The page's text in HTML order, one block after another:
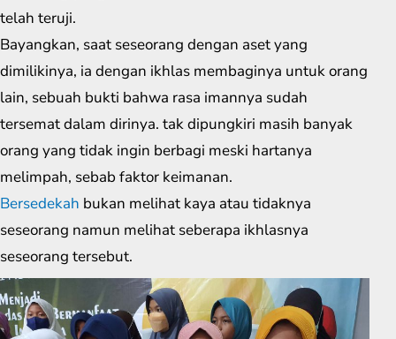
telah teruji.
Bayangkan, saat seseorang dengan aset yang
dimilikinya, ia dengan ikhlas membaginya untuk orang
lain, sebuah bukti bahwa rasa imannya sudah
tersemat dalam dirinya. tak dipungkiri masih banyak
orang yang tidak ingin berbagi meski hartanya
melimpah, sebab faktor keimanan.
Bersedekah bukan melihat kaya atau tidaknya
seseorang namun melihat seberapa ikhlasnya
seseorang tersebut.